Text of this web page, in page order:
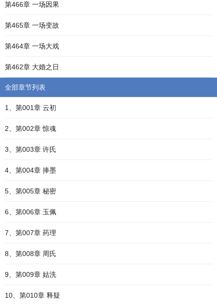
第466章 一场因果
第465章 一场变故
第464章 一场大戏
第462章 大婚之日
全部章节列表
1、第001章 云初
2、第002章 惊魂
3、第003章 许氏
4、第004章 捧墨
5、第005章 秘密
6、第006章 玉佩
7、第007章 药理
8、第008章 周氏
9、第009章 姑洗
10、第010章 释疑